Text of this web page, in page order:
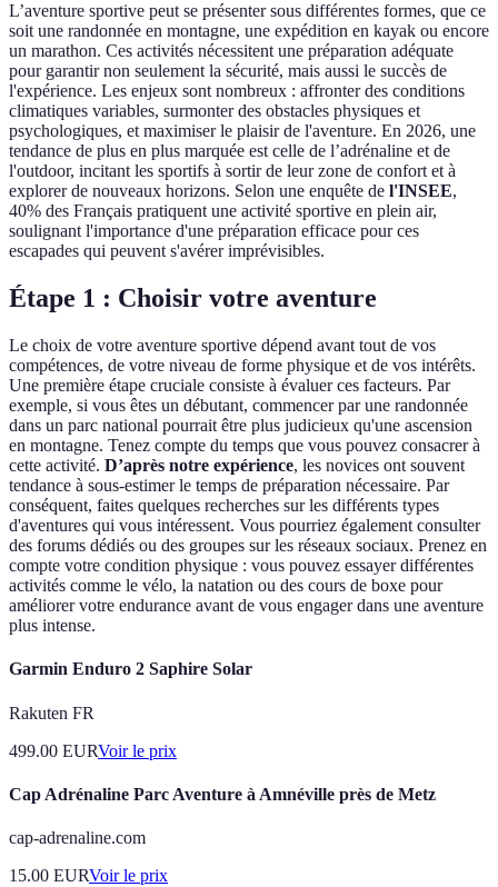
L’aventure sportive peut se présenter sous différentes formes, que ce
soit une randonnée en montagne, une expédition en kayak ou encore
un marathon. Ces activités nécessitent une préparation adéquate
pour garantir non seulement la sécurité, mais aussi le succès de
l'expérience. Les enjeux sont nombreux : affronter des conditions
climatiques variables, surmonter des obstacles physiques et
psychologiques, et maximiser le plaisir de l'aventure. En 2026, une
tendance de plus en plus marquée est celle de l’adrénaline et de
l'outdoor, incitant les sportifs à sortir de leur zone de confort et à
explorer de nouveaux horizons. Selon une enquête de l'INSEE,
40% des Français pratiquent une activité sportive en plein air,
soulignant l'importance d'une préparation efficace pour ces
escapades qui peuvent s'avérer imprévisibles.
Étape 1 : Choisir votre aventure
Le choix de votre aventure sportive dépend avant tout de vos
compétences, de votre niveau de forme physique et de vos intérêts.
Une première étape cruciale consiste à évaluer ces facteurs. Par
exemple, si vous êtes un débutant, commencer par une randonnée
dans un parc national pourrait être plus judicieux qu'une ascension
en montagne. Tenez compte du temps que vous pouvez consacrer à
cette activité. D’après notre expérience, les novices ont souvent
tendance à sous-estimer le temps de préparation nécessaire. Par
conséquent, faites quelques recherches sur les différents types
d'aventures qui vous intéressent. Vous pourriez également consulter
des forums dédiés ou des groupes sur les réseaux sociaux. Prenez en
compte votre condition physique : vous pouvez essayer différentes
activités comme le vélo, la natation ou des cours de boxe pour
améliorer votre endurance avant de vous engager dans une aventure
plus intense.
Garmin Enduro 2 Saphire Solar
Rakuten FR
499.00 EURVoir le prix
Cap Adrénaline Parc Aventure à Amnéville près de Metz
cap-adrenaline.com
15.00 EURVoir le prix